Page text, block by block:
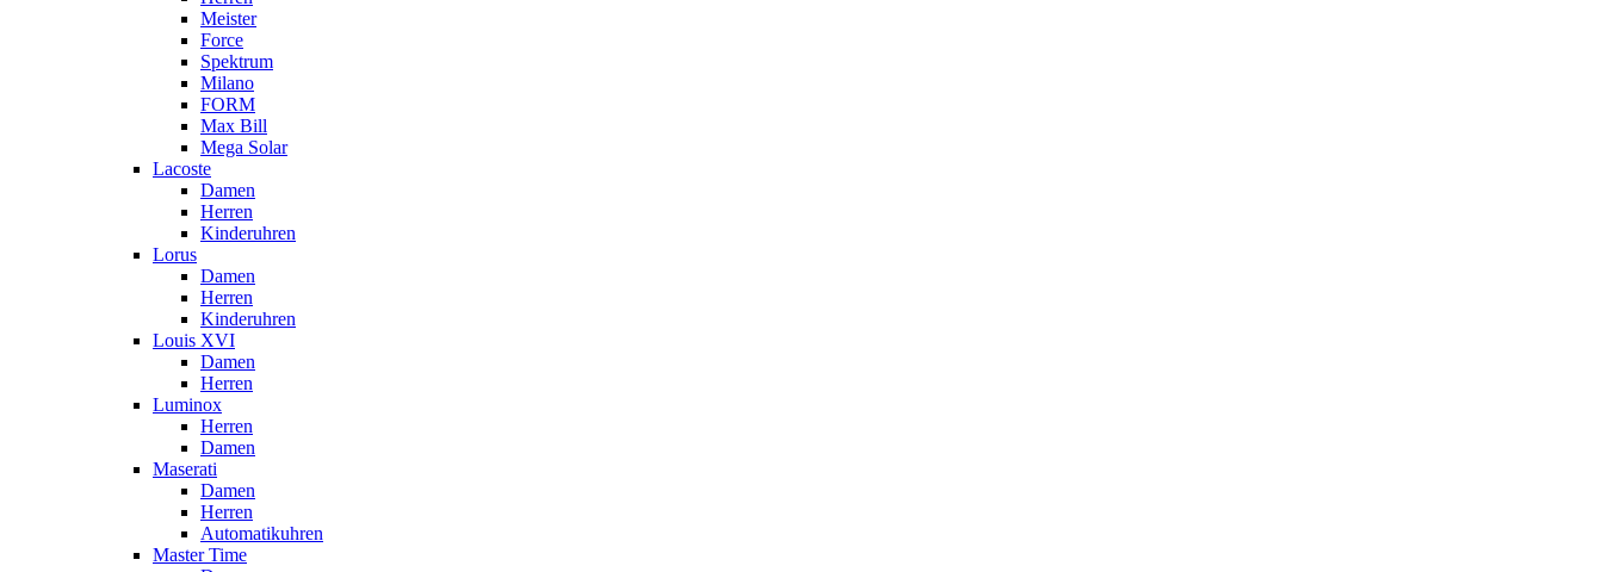
Meister
Force
Spektrum
Milano
FORM
Max Bill
Mega Solar
Lacoste
Damen
Herren
Kinderuhren
Lorus
Damen
Herren
Kinderuhren
Louis XVI
Damen
Herren
Luminox
Herren
Damen
Maserati
Damen
Herren
Automatikuhren
Master Time